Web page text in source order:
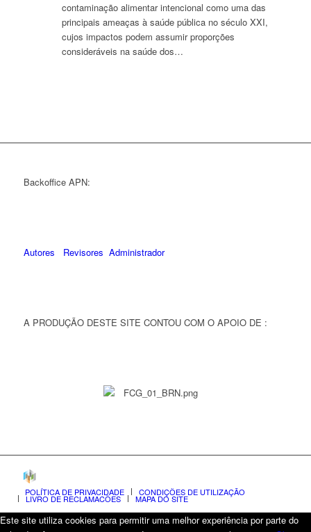
contaminação alimentar intencional como uma das
principais ameaças à saúde pública no século XXI,
cujos impactos podem assumir proporções
consideráveis na saúde dos…
Backoffice APN:
Autores Revisores Administrador
A PRODUÇÃO DESTE SITE CONTOU COM O APOIO DE :
POLÍTICA DE PRIVACIDADE CONDIÇÕES DE UTILIZAÇÃO
LIVRO DE RECLAMAÇÕES MAPA DO SITE
Este site utiliza cookies para permitir uma melhor experiência por parte do